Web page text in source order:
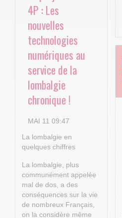
4P : Les
nouvelles
technologies
numériques au
service de la
lombalgie
chronique !
MAI 11 09:47
La lombalgie en
quelques chiffres
La lombalgie, plus
communément appelée
mal de dos, a des
conséquences sur la vie
de nombreux Français,
on la considère même